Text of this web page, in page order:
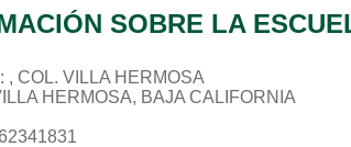
SOBRE LA
, COL. VILLA HERMOSA
HERMOSA, BAJA CALIFORNIA